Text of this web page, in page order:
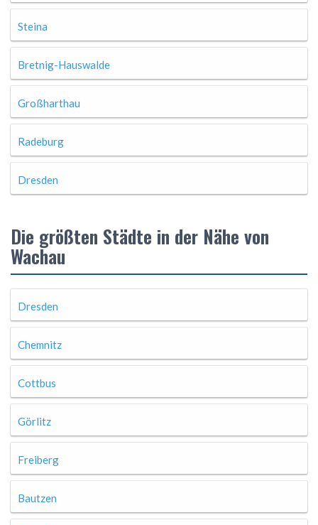
Steina
Bretnig-Hauswalde
Großharthau
Radeburg
Dresden
Die größten Städte in der Nähe von
Wachau
Dresden
Chemnitz
Cottbus
Görlitz
Freiberg
Bautzen